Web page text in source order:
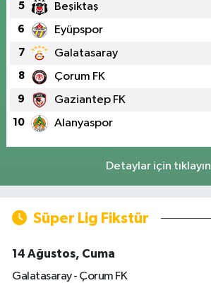
5 Beşiktaş
6 Eyüpspor
7 Galatasaray
8 Çorum FK
9 Gaziantep FK
10 Alanyaspor
Detaylar için tıklayın
Süper Lig Fikstür
14 Ağustos, Cuma
Galatasaray - Çorum FK